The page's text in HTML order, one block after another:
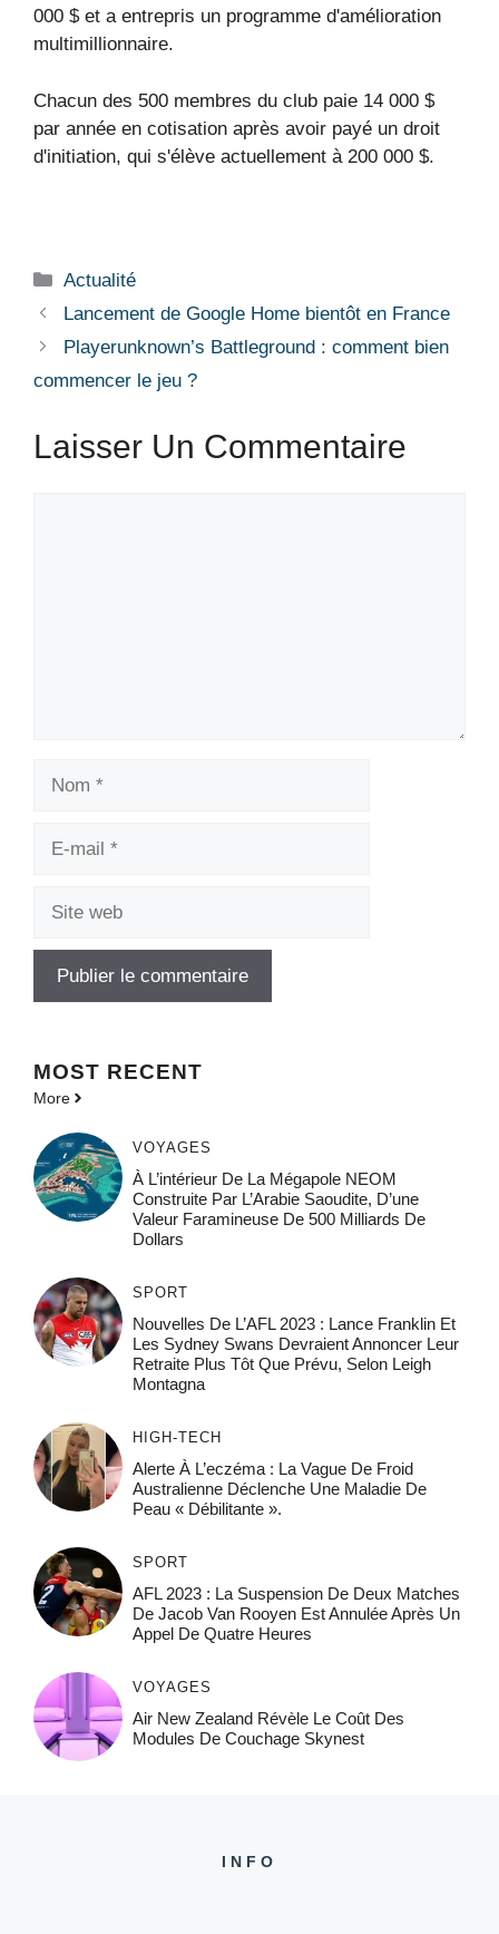
000 $ et a entrepris un programme d'amélioration
multimillionnaire.
Chacun des 500 membres du club paie 14 000 $
par année en cotisation après avoir payé un droit
d'initiation, qui s'élève actuellement à 200 000 $.
Catégories
Actualité
Lancement de Google Home bientôt en France
Playerunknown’s Battleground : comment bien
commencer le jeu ?
Laisser Un Commentaire
MOST RECENT
More
VOYAGES
À L’intérieur De La Mégapole NEOM
Construite Par L’Arabie Saoudite, D’une
Valeur Faramineuse De 500 Milliards De
Dollars
SPORT
Nouvelles De L’AFL 2023 : Lance Franklin Et
Les Sydney Swans Devraient Annoncer Leur
Retraite Plus Tôt Que Prévu, Selon Leigh
Montagna
HIGH-TECH
Alerte À L’eczéma : La Vague De Froid
Australienne Déclenche Une Maladie De
Peau « Débilitante ».
SPORT
AFL 2023 : La Suspension De Deux Matches
De Jacob Van Rooyen Est Annulée Après Un
Appel De Quatre Heures
VOYAGES
Air New Zealand Révèle Le Coût Des
Modules De Couchage Skynest
INFO